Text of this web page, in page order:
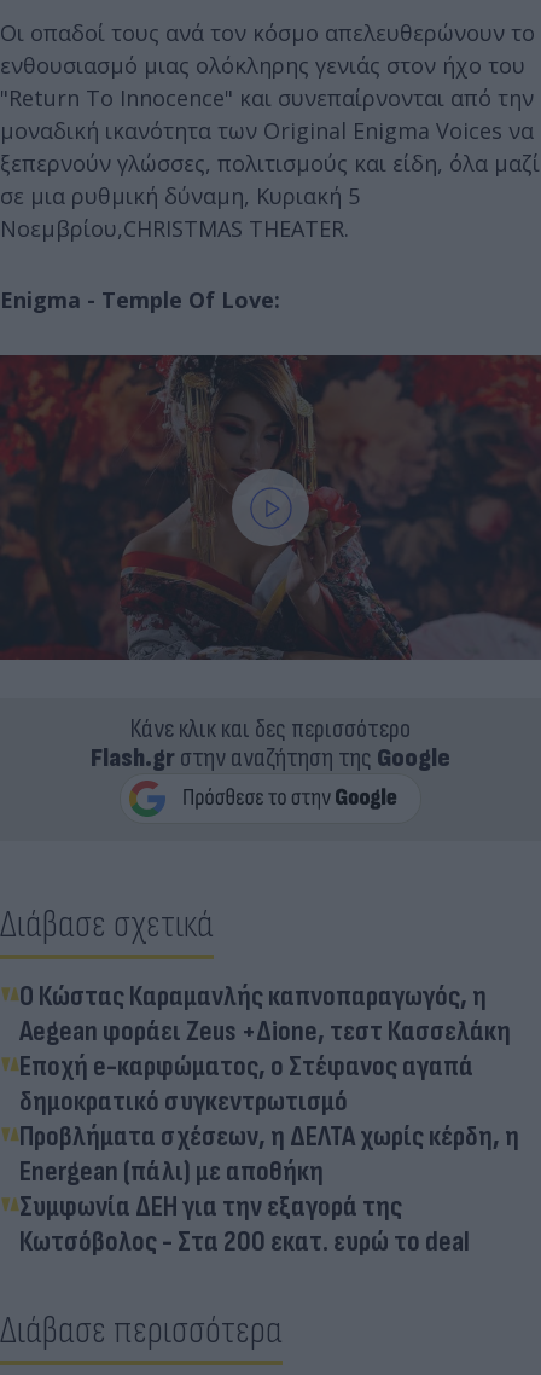
Οι οπαδοί τους ανά τον κόσμο απελευθερώνουν το
ενθουσιασμό μιας ολόκληρης γενιάς στον ήχο του
"Return To Innocence" και συνεπαίρνονται από την
μοναδική ικανότητα των Original Enigma Voices να
ξεπερνούν γλώσσες, πολιτισμούς και είδη, όλα μαζί
σε μια ρυθμική δύναμη, Κυριακή 5
Νοεμβρίου,CHRISTMAS THEATER.
Enigma - Temple Of Love:
Κάνε κλικ και δες περισσότερο
Flash.grστην αναζήτηση της Google
Διάβασε σχετικά
Ο Κώστας Καραμανλής καπνοπαραγωγός, η
Aegean φοράει Zeus +Δione, τεστ Κασσελάκη
Εποχή e-καρφώματος, ο Στέφανος αγαπά
δημοκρατικό συγκεντρωτισμό
Προβλήματα σχέσεων, η ΔΕΛΤΑ χωρίς κέρδη, η
Energean (πάλι) με αποθήκη
Συμφωνία ΔΕΗ για την εξαγορά της
Κωτσόβολος - Στα 200 εκατ. ευρώ το deal
Διάβασε περισσότερα